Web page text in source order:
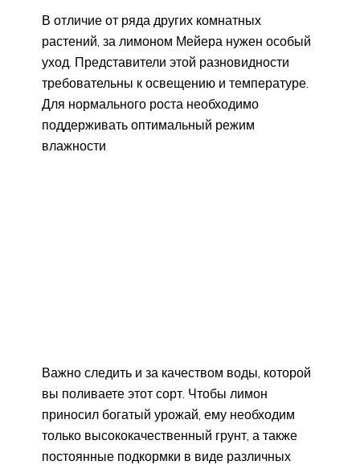
В отличие от ряда других комнатных
растений, за лимоном Мейера нужен особый
уход. Представители этой разновидности
требовательны к освещению и температуре.
Для нормального роста необходимо
поддерживать оптимальный режим
влажности
Важно следить и за качеством воды, которой
вы поливаете этот сорт. Чтобы лимон
приносил богатый урожай, ему необходим
только высококачественный грунт, а также
постоянные подкормки в виде различных